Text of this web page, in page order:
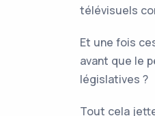
télévisuels
Et une fois
avant que le
législatives ?
Tout cela